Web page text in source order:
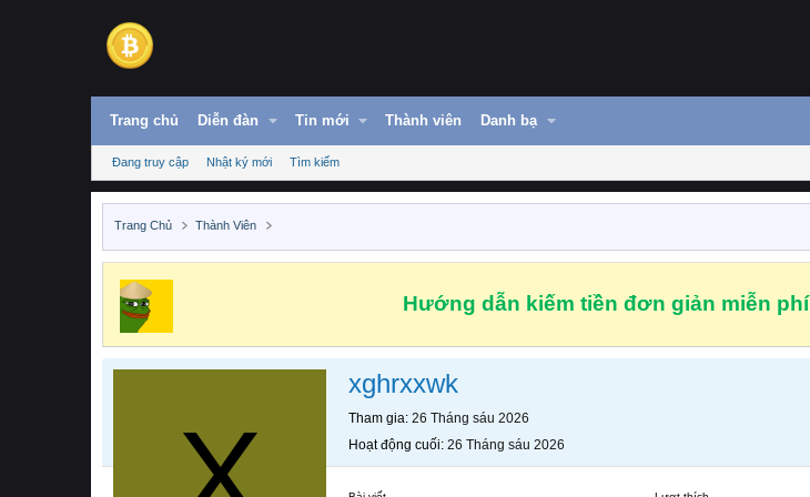
Trang chủ Diễn đàn Tin mới Thành viên Danh bạ
Đang truy cập Nhật ký mới Tìm kiếm
Trang Chủ Thành Viên
Hướng dẫn kiếm tiền đơn giản miễn phí
xghrxxwk
Tham gia 26 Tháng sáu 2026
Hoạt động cuối 26 Tháng sáu 2026